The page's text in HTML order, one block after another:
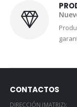
CONTACTOS
DIRECCIÓN (MATRIZ):